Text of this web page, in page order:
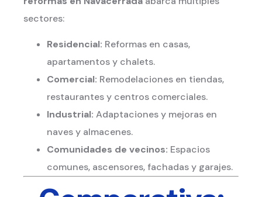
sectores:
Residencial: Reformas en casas,
apartamentos y chalets.
Comercial: Remodelaciones en tiendas,
restaurantes y centros comerciales.
Industrial: Adaptaciones y mejoras en
naves y almacenes.
Comunidades de vecinos: Espacios
comunes, ascensores, fachadas y garajes.